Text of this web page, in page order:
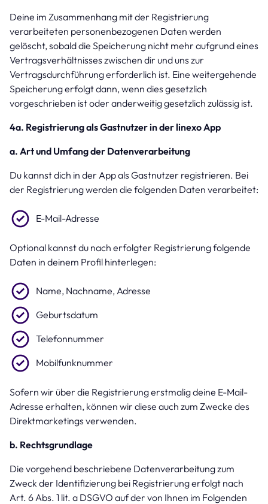
Deine im Zusammenhang mit der Registrierung
verarbeiteten personenbezogenen Daten werden
gelöscht, sobald die Speicherung nicht mehr aufgrund eines
Vertragsverhältnisses zwischen dir und uns zur
Vertragsdurchführung erforderlich ist. Eine weitergehende
Speicherung erfolgt dann, wenn dies gesetzlich
vorgeschrieben ist oder anderweitig gesetzlich zulässig ist.
4a. Registrierung als Gastnutzer in der linexo App
a. Art und Umfang der Datenverarbeitung
Du kannst dich in der App als Gastnutzer registrieren. Bei
der Registrierung werden die folgenden Daten verarbeitet:
E-Mail-Adresse
Optional kannst du nach erfolgter Registrierung folgende
Daten in deinem Profil hinterlegen:
Name, Nachname, Adresse
Geburtsdatum
Telefonnummer
Mobilfunknummer
Sofern wir über die Registrierung erstmalig deine E-Mail-
Adresse erhalten, können wir diese auch zum Zwecke des
Direktmarketings verwenden.
b. Rechtsgrundlage
Die vorgehend beschriebene Datenverarbeitung zum
Zweck der Identifizierung bei Registrierung erfolgt nach
Art. 6 Abs. 1 lit. a DSGVO auf der von Ihnen im Folgenden